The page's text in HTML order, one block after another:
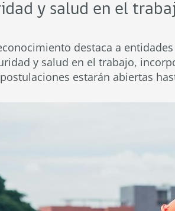
y salud en el
destaca a
y salud en el trabajo,
estarán abiertas